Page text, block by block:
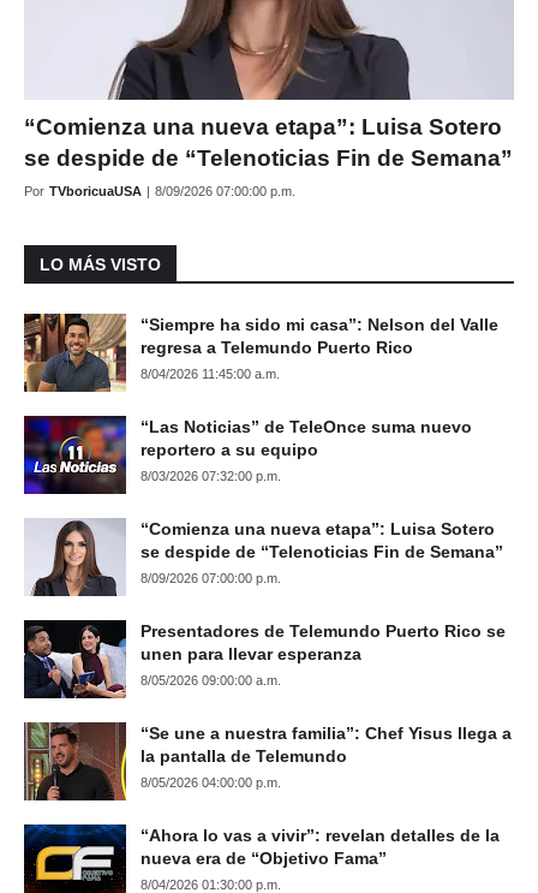
“Comienza una nueva etapa”: Luisa Sotero
se despide de “Telenoticias Fin de Semana”
Por TVboricuaUSA | 8/09/2026 07:00:00 p.m.
LO MÁS VISTO
“Siempre ha sido mi casa”: Nelson del Valle
regresa a Telemundo Puerto Rico
8/04/2026 11:45:00 a.m.
“Las Noticias” de TeleOnce suma nuevo
reportero a su equipo
8/03/2026 07:32:00 p.m.
“Comienza una nueva etapa”: Luisa Sotero
se despide de “Telenoticias Fin de Semana”
8/09/2026 07:00:00 p.m.
Presentadores de Telemundo Puerto Rico se
unen para llevar esperanza
8/05/2026 09:00:00 a.m.
“Se une a nuestra familia”: Chef Yisus llega a
la pantalla de Telemundo
8/05/2026 04:00:00 p.m.
“Ahora lo vas a vivir”: revelan detalles de la
nueva era de “Objetivo Fama”
8/04/2026 01:30:00 p.m.